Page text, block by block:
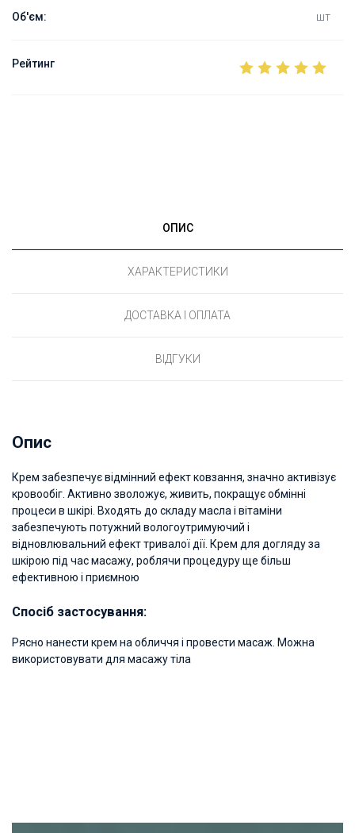
Об'єм: шт
Рейтинг
ОПИС
ХАРАКТЕРИСТИКИ
ДОСТАВКА І ОПЛАТА
ВІДГУКИ
Опис
Крем забезпечує відмінний ефект ковзання, значно активізує
кровообіг. Активно зволожує, живить, покращує обмінні
процеси в шкірі. Входять до складу масла і вітаміни
забезпечують потужний вологоутримуючий і
відновлювальний ефект тривалої дії. Крем для догляду за
шкірою під час масажу, роблячи процедуру ще більш
ефективною і приємною
Спосіб застосування:
Рясно нанести крем на обличчя і провести масаж. Можна
використовувати для масажу тіла